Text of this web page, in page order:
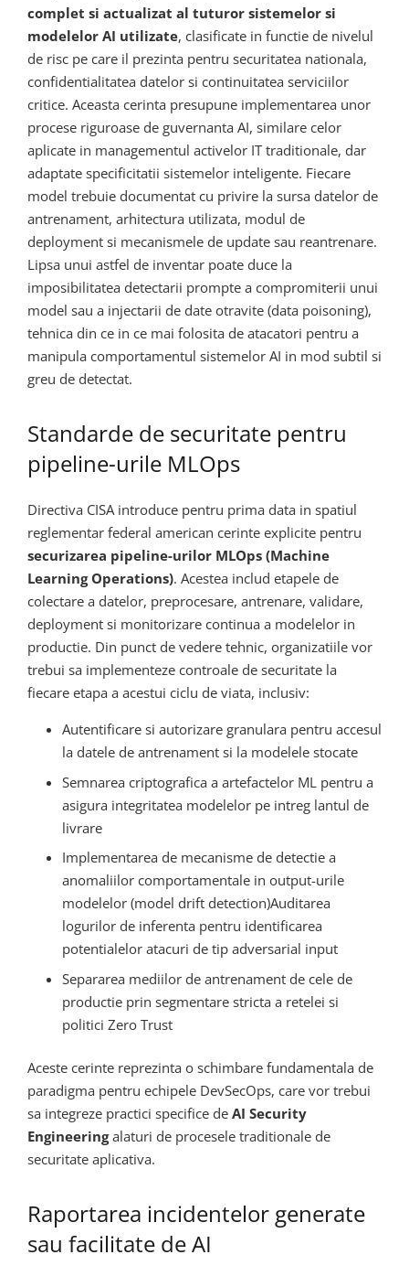
complet si actualizat al tuturor sistemelor si
modelelor AI utilizate, clasificate in functie de nivelul
de risc pe care il prezinta pentru securitatea nationala,
confidentialitatea datelor si continuitatea serviciilor
critice. Aceasta cerinta presupune implementarea unor
procese riguroase de guvernanta AI, similare celor
aplicate in managementul activelor IT traditionale, dar
adaptate specificitatii sistemelor inteligente. Fiecare
model trebuie documentat cu privire la sursa datelor de
antrenament, arhitectura utilizata, modul de
deployment si mecanismele de update sau reantrenare.
Lipsa unui astfel de inventar poate duce la
imposibilitatea detectarii prompte a compromiterii unui
model sau a injectarii de date otravite (data poisoning),
tehnica din ce in ce mai folosita de atacatori pentru a
manipula comportamentul sistemelor AI in mod subtil si
greu de detectat.
Standarde de securitate pentru
pipeline-urile MLOps
Directiva CISA introduce pentru prima data in spatiul
reglementar federal american cerinte explicite pentru
securizarea pipeline-urilor MLOps (Machine
Learning Operations). Acestea includ etapele de
colectare a datelor, preprocesare, antrenare, validare,
deployment si monitorizare continua a modelelor in
productie. Din punct de vedere tehnic, organizatiile vor
trebui sa implementeze controale de securitate la
fiecare etapa a acestui ciclu de viata, inclusiv:
Autentificare si autorizare granulara pentru accesul
la datele de antrenament si la modelele stocate
Semnarea criptografica a artefactelor ML pentru a
asigura integritatea modelelor pe intreg lantul de
livrare
Implementarea de mecanisme de detectie a
anomaliilor comportamentale in output-urile
modelelor (model drift detection)Auditarea
logurilor de inferenta pentru identificarea
potentialelor atacuri de tip adversarial input
Separarea mediilor de antrenament de cele de
productie prin segmentare stricta a retelei si
politici Zero Trust
Aceste cerinte reprezinta o schimbare fundamentala de
paradigma pentru echipele DevSecOps, care vor trebui
sa integreze practici specifice de AI Security
Engineeringalaturi de procesele traditionale de
securitate aplicativa.
Raportarea incidentelor generate
sau facilitate de AI